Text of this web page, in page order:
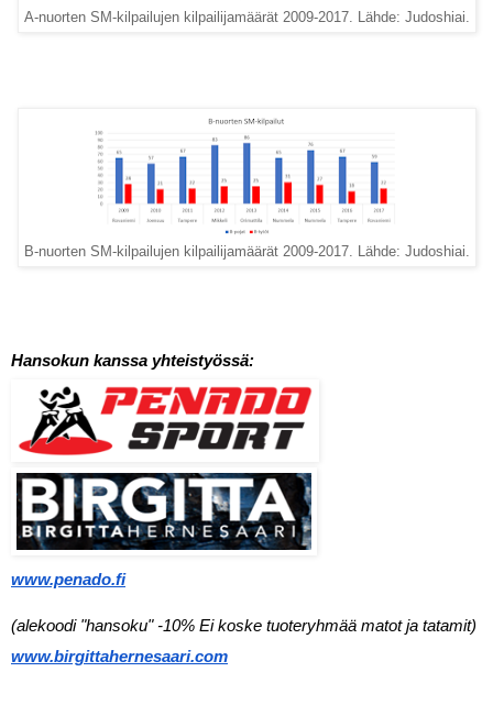
A-nuorten SM-kilpailujen kilpailijamäärät 2009-2017. Lähde: Judoshiai.
B-nuorten SM-kilpailujen kilpailijamäärät 2009-2017. Lähde: Judoshiai.
Hansokun kanssa yhteistyössä:
www.penado.fi
(alekoodi "hansoku" -10% Ei koske tuoteryhmää matot ja tatamit)
www.birgittahernesaari.com